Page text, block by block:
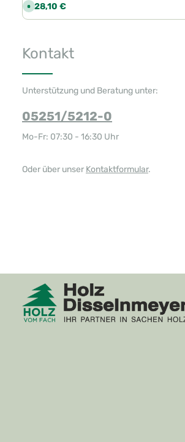
Regulärer Preis:
S
o
f
v
e
f
g
b
,
L
e
z
228,10 €
Kontakt
Unterstützung und Beratung unter:
05251/5212-0
Mo-Fr: 07:30 - 16:30 Uhr
Oder über unser Kontaktformular.